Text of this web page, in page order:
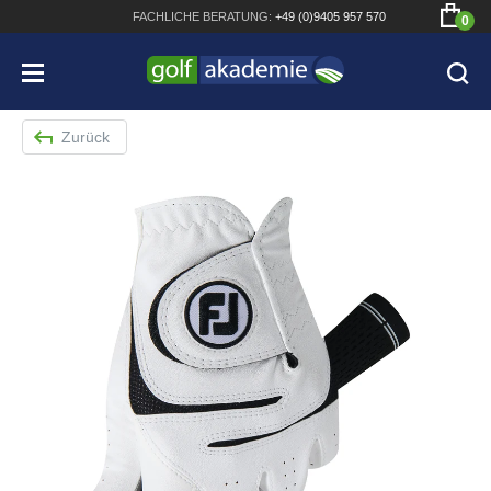
FACHLICHE BERATUNG: +49 (0)9405 957 570 0
Bridgestone JGR Driver 2018
Cobra King F8+ Driver
Titleist Pro V1x mit gratis Schriftaufdruck
Bennington Waterproof QO14 Sport Cartbag
Zurück